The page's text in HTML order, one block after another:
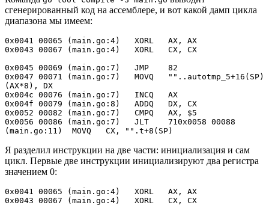
сгенерированный код на ассемблере, и вот какой дамп цикла
диапазона мы имеем:
0x0041 00065 (main.go:4)   XORL   AX, AX
0x0043 00067 (main.go:4)   XORL   CX, CX
0x0045 00069 (main.go:7)   JMP    82
0x0047 00071 (main.go:7)   MOVQ   ""..autotmp_5+16(SP)
(AX*8), DX
0x004c 00076 (main.go:7)   INCQ   AX
0x004f 00079 (main.go:8)   ADDQ   DX, CX
0x0052 00082 (main.go:7)   CMPQ   AX, $5
0x0056 00086 (main.go:7)   JLT    710x0058 00088
(main.go:11)  MOVQ   CX, "".t+8(SP)
Я разделил инструкции на две части: инициализация и сам
цикл. Первые две инструкции инициализируют два регистра
значением 0:
0x0041 00065 (main.go:4)   XORL   AX, AX
0x0043 00067 (main.go:4)   XORL   CX, CX